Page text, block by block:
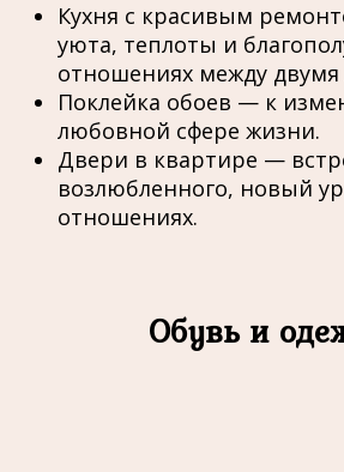
Кухня с красивым
уюта, теплоты и
отношениях между
Поклейка обоев — к
любовной сфере жизни.
Двери в квартире —
возлюбленного, новый
отношениях.
Обувь и